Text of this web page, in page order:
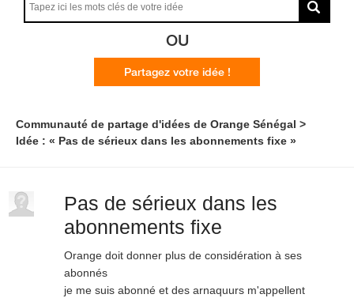
OU
Partagez votre idée !
Communauté de partage d'idées de Orange Sénégal
Idée : « Pas de sérieux dans les abonnements fixe »
Pas de sérieux dans les
abonnements fixe
Orange doit donner plus de considération à ses
abonnés
je me suis abonné et des arnaquurs m'appellent